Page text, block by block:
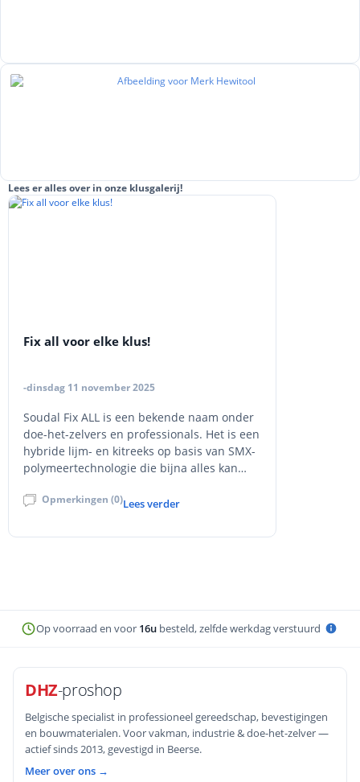
Lees er alles over in onze klusgalerij!
Fix all voor elke klus!
-dinsdag 11 november 2025
Soudal Fix ALL is een bekende naam onder
doe-het-zelvers en professionals. Het is een
hybride lijm- en kitreeks op basis van SMX-
polymeertechnologie die bijna alles kan
bevestigen, een lekkende naad in de
de muur wilt plakken – Fix ALL heeft een
dezelfde gemakkelijke toepasbaarheid en
sterke hechting op vrijwel alle materialen.
Opmerkingen (0)Lees verder
Op voorraad en voor 16ubesteld, zelfde werkdag verstuurd
DHZ-proshop
Belgische specialist in professioneel gereedschap, bevestigingen
en bouwmaterialen. Voor vakman, industrie & doe-het-zelver —
actief sinds 2013, gevestigd in Beerse.
Meer over ons →